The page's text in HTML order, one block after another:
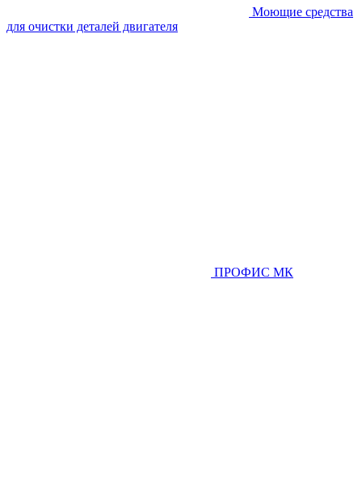
Моющие средства
для очистки деталей двигателя
ПРОФИС МК